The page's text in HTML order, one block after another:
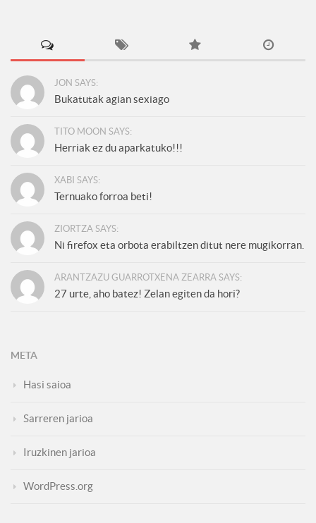
JON SAYS:
Bukatutak agian sexiago
TITO MOON SAYS:
Herriak ez du aparkatuko!!!
XABI SAYS:
Ternuako forroa beti!
ZIORTZA SAYS:
Ni firefox eta orbota erabiltzen ditut nere mugikorran.
ARANTZAZU GUARROTXENA ZEARRA SAYS:
27 urte, aho batez! Zelan egiten da hori?
META
Hasi saioa
Sarreren jarioa
Iruzkinen jarioa
WordPress.org